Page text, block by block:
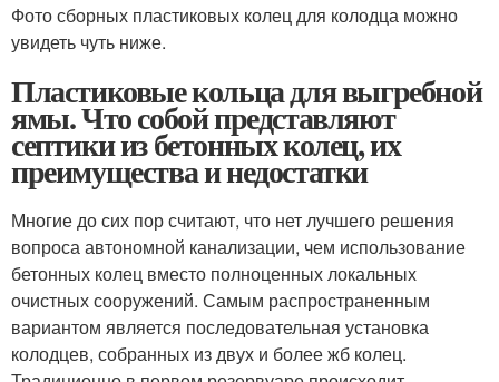
Фото сборных пластиковых колец для колодца можно
увидеть чуть ниже.
Пластиковые кольца для выгребной
ямы. Что собой представляют
септики из бетонных колец, их
преимущества и недостатки
Многие до сих пор считают, что нет лучшего решения
вопроса автономной канализации, чем использование
бетонных колец вместо полноценных локальных
очистных сооружений. Самым распространенным
вариантом является последовательная установка
колодцев, собранных из двух и более жб колец.